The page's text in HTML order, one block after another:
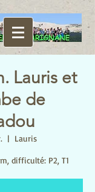
Lauris et
de
  |
Lauris
difficulté: P2, T1